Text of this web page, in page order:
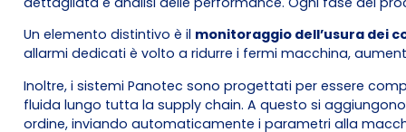
Un elemento distintivo è il monitoraggio dell’usura dei
allarmi dedicati è volto a ridurre i fermi macchina,
Inoltre, i sistemi Panotec sono progettati per essere
fluida lungo tutta la supply chain. A questo si
ordine, inviando automaticamente i parametri alla